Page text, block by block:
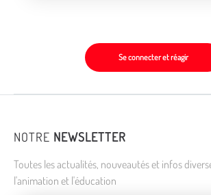
Se connecter et réagir
NOTRE NEWSLETTER
Toutes les actualités, nouveautés et infos
l'animation et l'éducation